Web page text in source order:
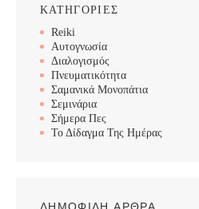
ΚΑΤΗΓΟΡΙΕΣ
Reiki
Αυτογνωσία
Διαλογισμός
Πνευματικότητα
Σαμανικά Μονοπάτια
Σεμινάρια
Σήμερα Πες
Το Δίδαγμα Της Ημέρας
ΔΗΜΟΦΙΛΗ ΑΡΘΡΑ